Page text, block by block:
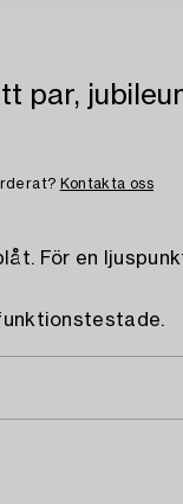
par,
Kontakta oss
För en